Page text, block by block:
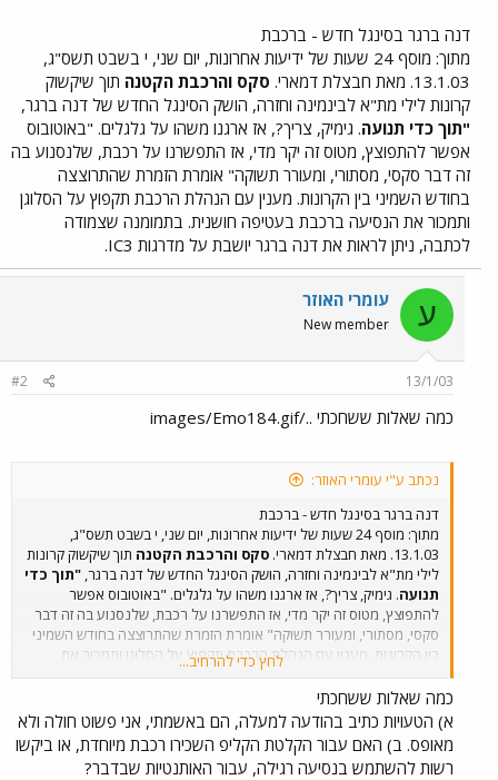
דנה ברגר בסינגל חדש - ברכבת
מתוך: מוסף 24 שעות של ידיעות אחרונות, יום שני, י בשבט תשס"ג,
13.1.03. מאת חבצלת דמארי.
סקס והרכבת הקטנה תוך שיקשוק
קרונות לילי מת"א לבינמינה וחזרה, הושק הסינגל החדש של דנה ברגר,
"תוך כדי תנועה. גימיק, צריך?, אז ארגנו משהו על גלגלים. "באוטובוס
אפשר להתפוצץ, מטוס זה יקר מדי, אז התפשרנו על רכבת, שלנסנוע בה
זה דבר סקסי, מסתורי, ומעורר תשוקה" אומרת הזמרת שהתרוצצה
בחודש השמיני בין הקרונות. מענין עם הנהלת הרכבת תקפוץ על הסלוגן
ותמכור את הנסיעה ברכבת בעטיפה חושנית. בתמומנה שצמודה
לכתבה, ניתן לראות את דנה ברגר יושבת על מדרגות IC3.
ע עומרי האוזר
New member
13/1/03
#2
כמה שאלות ששחכתי ../images/Emo184.gif
נכתב ע"י עומרי האוזר:
דנה ברגר בסינגל חדש - ברכבת
מתוך: מוסף 24 שעות של ידיעות אחרונות, יום שני, י בשבט תשס"ג,
13.1.03. מאת חבצלת דמארי.
סקס והרכבת הקטנה תוך שיקשוק קרונות
לילי מת"א לבינמינה וחזרה, הושק הסינגל החדש של דנה ברגר, "תוך כדי
תנועה. גימיק, צריך?, אז ארגנו משהו על גלגלים. "באוטובוס אפשר
להתפוצץ, מטוס זה יקר מדי, אז התפשרנו על רכבת, שלנסנוע בה זה דבר
סקסי, מסתורי, ומעורר תשוקה" אומרת הזמרת שהתרוצצה בחודש השמיני
בין הקרונות. מענין עם הנהלת הרכבת תקפוץ על הסלוגן ותמכור את
הנסיעה ברכבת בעטיפה חושנית. בתמומנה שצמודה לכתבה, ניתן לראות
את דנה ברגר יושבת על מדרגות IC3.
לחץ כדי להרחיב...
כמה שאלות ששחכתי
א) הטעויות כתיב בהודעה למעלה, הם באשמתי, אני פשוט חולה ולא
מאופס. ב) האם עבור הקלטת הקליפ השכירו רכבת מיוחדת, או ביקשו
רשות להשתמש בנסיעה רגילה, עבור האותנטיות שבדבר?